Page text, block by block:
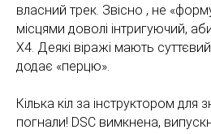
власний трек. Звісно , не
місцями доволі інтригуючий,
X4. Деякі віражі мають
додає «перцю».
Кілька кіл за інструктором для
погнали! DSC вимкнена,